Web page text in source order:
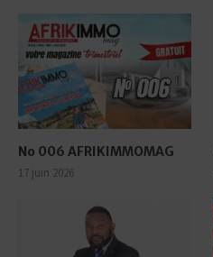
No 006 AFRIKIMMOMAG
17 juin 2026